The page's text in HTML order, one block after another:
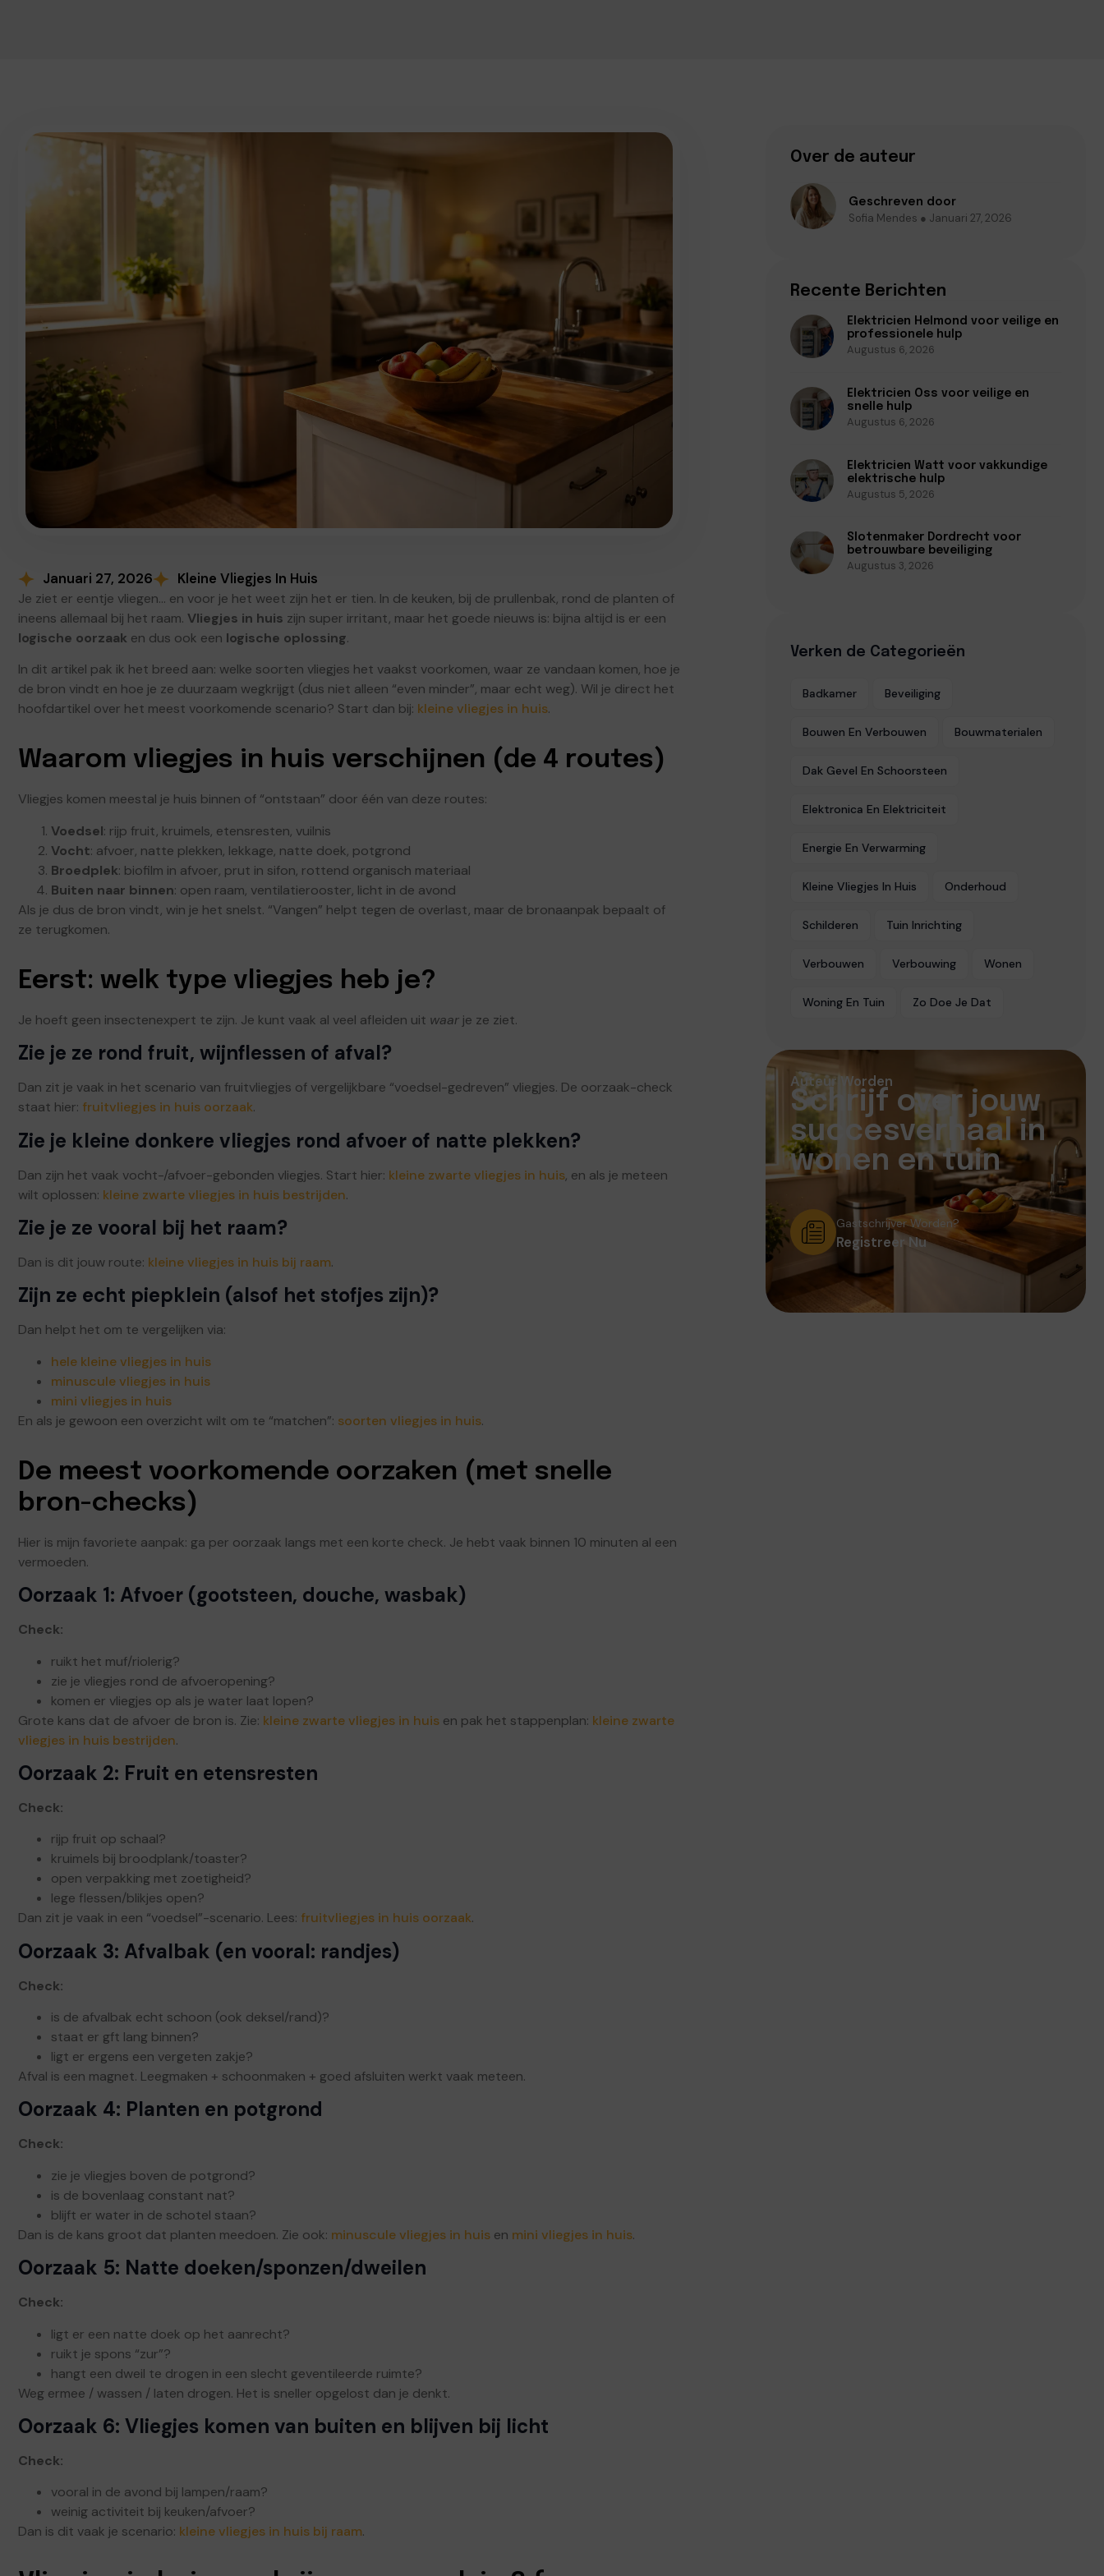
Januari 27, 2026 Kleine Vliegjes In Huis
Je ziet er eentje vliegen… en voor je het weet zijn het er tien. In de keuken, bij de prullenbak, rond de planten of
ineens allemaal bij het raam. Vliegjes in huis zijn super irritant, maar het goede nieuws is: bijna altijd is er een
logische oorzaak en dus ook een logische oplossing.
In dit artikel pak ik het breed aan: welke soorten vliegjes het vaakst voorkomen, waar ze vandaan komen, hoe je
de bron vindt en hoe je ze duurzaam wegkrijgt (dus niet alleen “even minder”, maar echt weg). Wil je direct het
hoofdartikel over het meest voorkomende scenario? Start dan bij: kleine vliegjes in huis.
Waarom vliegjes in huis verschijnen (de 4 routes)
Vliegjes komen meestal je huis binnen of “ontstaan” door één van deze routes:
Voedsel: rijp fruit, kruimels, etensresten, vuilnis
Vocht: afvoer, natte plekken, lekkage, natte doek, potgrond
Broedplek: biofilm in afvoer, prut in sifon, rottend organisch materiaal
Buiten naar binnen: open raam, ventilatierooster, licht in de avond
Als je dus de bron vindt, win je het snelst. “Vangen” helpt tegen de overlast, maar de bronaanpak bepaalt of
ze terugkomen.
Eerst: welk type vliegjes heb je?
Je hoeft geen insectenexpert te zijn. Je kunt vaak al veel afleiden uit waar je ze ziet.
Zie je ze rond fruit, wijnflessen of afval?
Dan zit je vaak in het scenario van fruitvliegjes of vergelijkbare “voedsel-gedreven” vliegjes. De oorzaak-check
staat hier: fruitvliegjes in huis oorzaak.
Zie je kleine donkere vliegjes rond afvoer of natte plekken?
Dan zijn het vaak vocht-/afvoer-gebonden vliegjes. Start hier: kleine zwarte vliegjes in huis, en als je meteen
wilt oplossen: kleine zwarte vliegjes in huis bestrijden.
Zie je ze vooral bij het raam?
Dan is dit jouw route: kleine vliegjes in huis bij raam.
Zijn ze echt piepklein (alsof het stofjes zijn)?
Dan helpt het om te vergelijken via:
hele kleine vliegjes in huis
minuscule vliegjes in huis
mini vliegjes in huis
En als je gewoon een overzicht wilt om te “matchen”: soorten vliegjes in huis.
De meest voorkomende oorzaken (met snelle
bron-checks)
Hier is mijn favoriete aanpak: ga per oorzaak langs met een korte check. Je hebt vaak binnen 10 minuten al een
vermoeden.
Oorzaak 1: Afvoer (gootsteen, douche, wasbak)
Check:
ruikt het muf/riolerig?
zie je vliegjes rond de afvoeropening?
komen er vliegjes op als je water laat lopen?
Grote kans dat de afvoer de bron is. Zie: kleine zwarte vliegjes in huis en pak het stappenplan: kleine zwarte
vliegjes in huis bestrijden.
Oorzaak 2: Fruit en etensresten
Check:
rijp fruit op schaal?
kruimels bij broodplank/toaster?
open verpakking met zoetigheid?
lege flessen/blikjes open?
Dan zit je vaak in een “voedsel”-scenario. Lees: fruitvliegjes in huis oorzaak.
Oorzaak 3: Afvalbak (en vooral: randjes)
Check:
is de afvalbak echt schoon (ook deksel/rand)?
staat er gft lang binnen?
ligt er ergens een vergeten zakje?
Afval is een magnet. Leegmaken + schoonmaken + goed afsluiten werkt vaak meteen.
Oorzaak 4: Planten en potgrond
Check:
zie je vliegjes boven de potgrond?
is de bovenlaag constant nat?
blijft er water in de schotel staan?
Dan is de kans groot dat planten meedoen. Zie ook: minuscule vliegjes in huis en mini vliegjes in huis.
Oorzaak 5: Natte doeken/sponzen/dweilen
Check:
ligt er een natte doek op het aanrecht?
ruikt je spons “zur”?
hangt een dweil te drogen in een slecht geventileerde ruimte?
Weg ermee / wassen / laten drogen. Het is sneller opgelost dan je denkt.
Oorzaak 6: Vliegjes komen van buiten en blijven bij licht
Check:
vooral in de avond bij lampen/raam?
weinig activiteit bij keuken/afvoer?
Dan is dit vaak je scenario: kleine vliegjes in huis bij raam.
Over de auteur
Geschreven door
Sofia Mendes ● Januari 27, 2026
Recente Berichten
Elektricien Helmond voor veilige en
professionele hulp
Augustus 6, 2026
Elektricien Oss voor veilige en
snelle hulp
Augustus 6, 2026
Elektricien Watt voor vakkundige
elektrische hulp
Augustus 5, 2026
Slotenmaker Dordrecht voor
betrouwbare beveiliging
Augustus 3, 2026
Verken de Categorieën
Badkamer Beveiliging
Bouwen En Verbouwen Bouwmaterialen
Dak Gevel En Schoorsteen
Elektronica En Elektriciteit
Energie En Verwarming
Kleine Vliegjes In Huis Onderhoud
Schilderen Tuin Inrichting
Verbouwen Verbouwing Wonen
Woning En Tuin Zo Doe Je Dat
Auteur Worden
Schrijf over jouw
succesverhaal in
wonen en tuin
Gastschrijver Worden?
Registreer Nu